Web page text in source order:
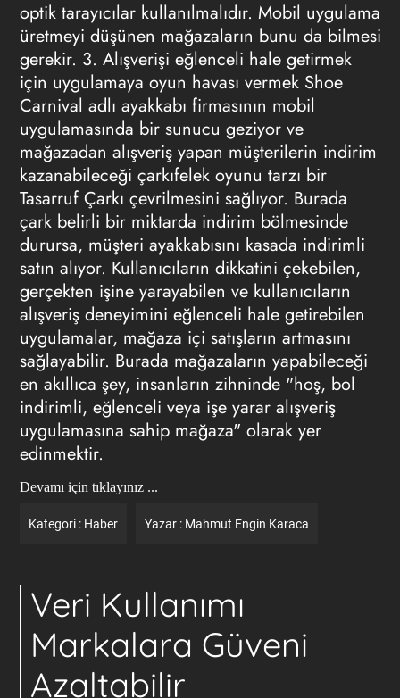
optik tarayıcılar kullanılmalıdır. Mobil uygulama
üretmeyi düşünen mağazaların bunu da bilmesi
gerekir. 3. Alışverişi eğlenceli hale getirmek
için uygulamaya oyun havası vermek Shoe
Carnival adlı ayakkabı firmasının mobil
uygulamasında bir sunucu geziyor ve
mağazadan alışveriş yapan müşterilerin indirim
kazanabileceği çarkıfelek oyunu tarzı bir
Tasarruf Çarkı çevrilmesini sağlıyor. Burada
çark belirli bir miktarda indirim bölmesinde
durursa, müşteri ayakkabısını kasada indirimli
satın alıyor. Kullanıcıların dikkatini çekebilen,
gerçekten işine yarayabilen ve kullanıcıların
alışveriş deneyimini eğlenceli hale getirebilen
uygulamalar, mağaza içi satışların artmasını
sağlayabilir. Burada mağazaların yapabileceği
en akıllıca şey, insanların zihninde "hoş, bol
indirimli, eğlenceli veya işe yarar alışveriş
uygulamasına sahip mağaza" olarak yer
edinmektir.
Devamı için tıklayınız ...
Kategori : Haber Yazar : Mahmut Engin Karaca
Veri Kullanımı
Markalara Güveni
Azaltabilir